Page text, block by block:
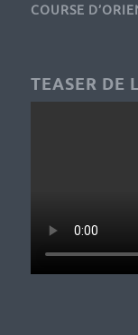
COURSE
TEASER DE